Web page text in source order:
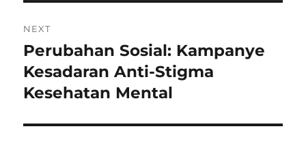
NEXT
Next
post:
Perubahan Sosial: Kampanye
Kesadaran Anti-Stigma
Kesehatan Mental